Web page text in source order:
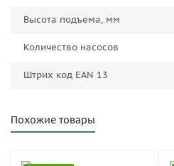
Высота подъема, мм
Количество насосов
Штрих код EAN 13
Похожие товары